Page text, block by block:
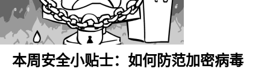
本周安全小贴士：如何防范加密病毒